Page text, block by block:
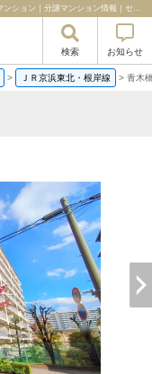
青木橋スカイハイツ 埼玉県川口市青木1丁目｜2,799万円の中古マンション｜分譲マンション情報｜センチュリー２１ベストパートナー
検索 お知らせ
> ＪＲ京浜東北・根岸線 > 青木